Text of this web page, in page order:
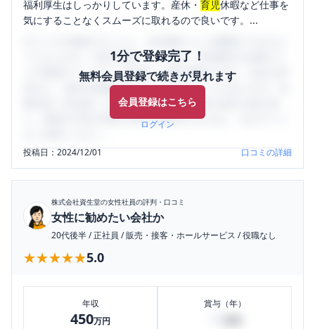
福利厚生はしっかりしています。産休・ 育児休暇など仕事を
気にすることなくスムーズに取れるので良いです。...
1分で登録完了！
無料会員登録で続きが見れます
会員登録はこちら
ログイン
うになります。SHEHUB(シーハブ)は、女性限定の企業口コ
ミの投稿サイトです。給与面・女性の働きやすさ・会社の評
判など、女性の転職は気にすべき点がたくさんあります。先
輩社員（元社員）の口コミを通して、本当の会社の姿を知
り、将来の不安や現在の悩みを解消するために、ぜひサイト
投稿日：2024/12/01 口コミの詳細
株式会社資生堂の女性社員の評判・口コミ
女性に勧めたい会社か
20代後半/正社員 /販売・接客・ホールサービス /役職なし
★★★★★
★★★★★5.0
年収
450万円
賞与（年）